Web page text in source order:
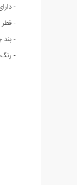
-
- قطر
-
- رنگ